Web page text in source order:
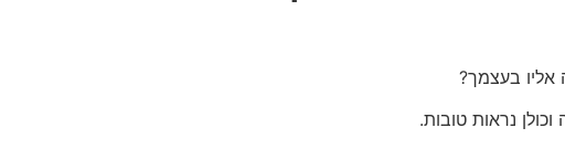
אליו בעצמך?
נראות טובות.